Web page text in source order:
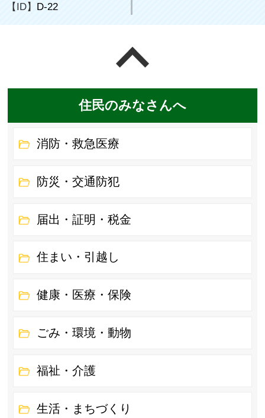
【ID】 D-22
住民のみなさんへ
消防・救急医療
防災・交通防犯
届出・証明・税金
住まい・引越し
健康・医療・保険
ごみ・環境・動物
福祉・介護
生活・まちづくり